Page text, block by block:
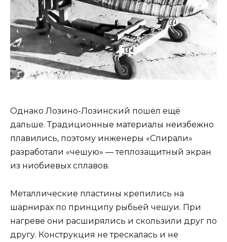
Однако Лозино-Лозинский пошёл ещё
дальше. Традиционные материалы неизбежно
плавились, поэтому инженеры «Спирали»
разработали «чешую» — теплозащитный экран
из ниобиевых сплавов.
Металлические пластины крепились на
шарнирах по принципу рыбьей чешуи. При
нагреве они расширялись и скользили друг по
другу. Конструкция не трескалась и не